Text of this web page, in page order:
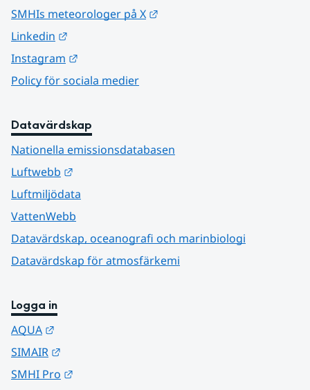
SMHIs meteorologer på X
Linkedin
Instagram
Policy för sociala medier
Datavärdskap
Nationella emissionsdatabasen
Luftwebb
Luftmiljödata
VattenWebb
Datavärdskap, oceanografi och marinbiologi
Datavärdskap för atmosfärkemi
Logga in
AQUA
SIMAIR
SMHI Pro